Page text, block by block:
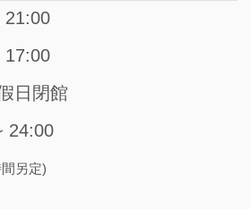
21:00
17:00
日閉館
24:00
另定)